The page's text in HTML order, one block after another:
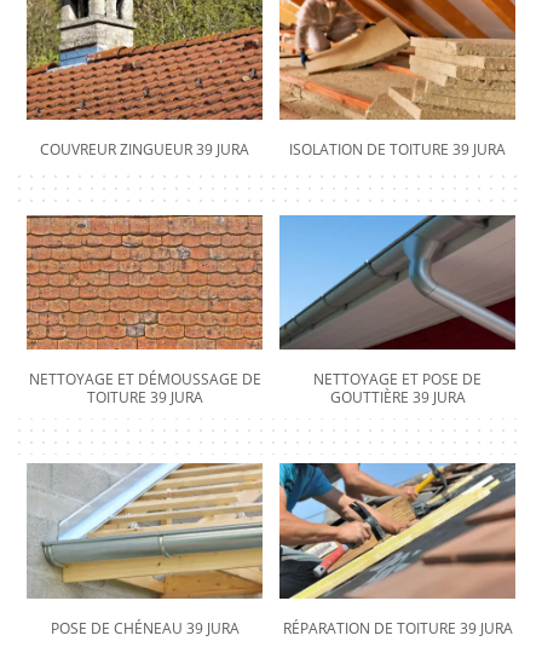
COUVREUR ZINGUEUR 39 JURA ISOLATION DE TOITURE 39 JURA
NETTOYAGE ET DÉMOUSSAGE DE
TOITURE 39 JURA
NETTOYAGE ET POSE DE
GOUTTIÈRE 39 JURA
POSE DE CHÉNEAU 39 JURA RÉPARATION DE TOITURE 39 JURA